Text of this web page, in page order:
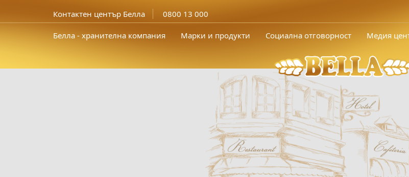
Контактен център Белла 0800 13 000
Белла - хранителна компания Марки и продукти Социална отговорност Медия